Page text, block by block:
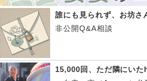
誰にも見られず、お坊さ
非公開Q&A相談
15,000回、ただ隣にい